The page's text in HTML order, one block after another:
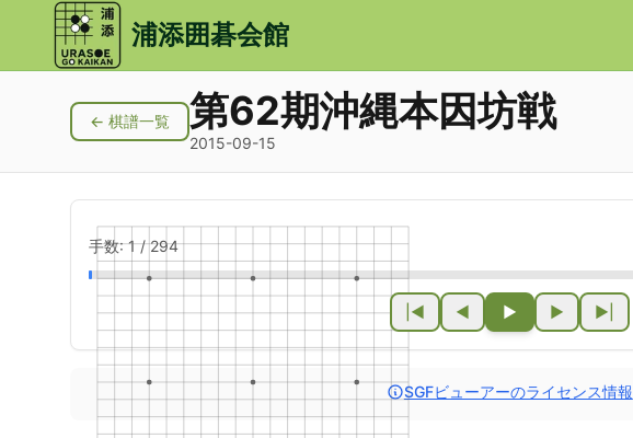
メインコンテンツにスキップ
浦添囲碁会館
← 棋譜一覧 第62期沖縄本因坊戦
2015-09-15
手数:1/294
|◀ ◀ ▶ ▶ ▶|
SGFビューアーのライセンス情報